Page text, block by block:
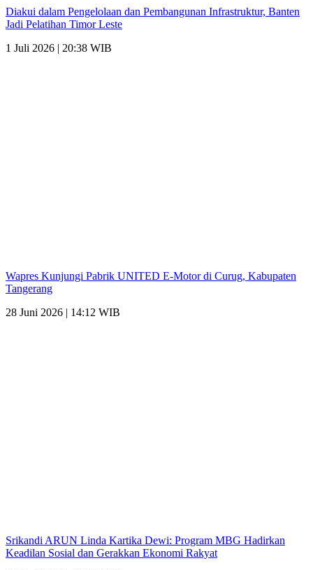
Diakui dalam Pengelolaan dan Pembangunan Infrastruktur, Banten
Jadi Pelatihan Timor Leste
1 Juli 2026 | 20:38 WIB
Wapres Kunjungi Pabrik UNITED E-Motor di Curug, Kabupaten
Tangerang
28 Juni 2026 | 14:12 WIB
Srikandi ARUN Linda Kartika Dewi: Program MBG Hadirkan
Keadilan Sosial dan Gerakkan Ekonomi Rakyat